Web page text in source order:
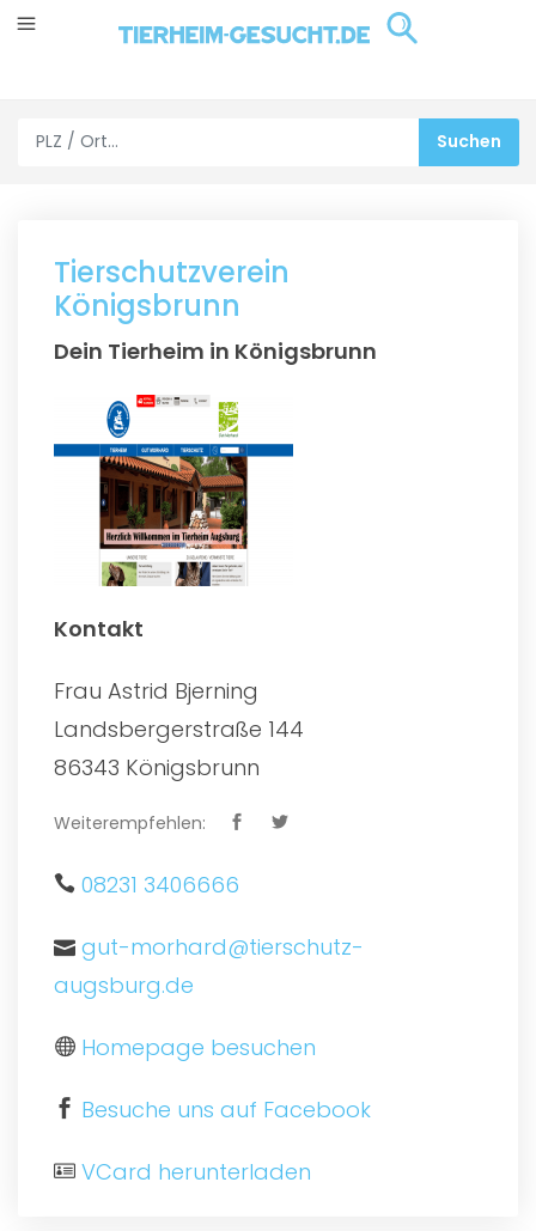
Tierschutzverein
Königsbrunn
Dein Tierheim in Königsbrunn
Kontakt
Frau Astrid Bjerning
Landsbergerstraße 144
86343 Königsbrunn
Weiterempfehlen:
08231 3406666
gut-morhard@tierschutz-
augsburg.de
Homepage besuchen
Besuche uns auf Facebook
VCard herunterladen